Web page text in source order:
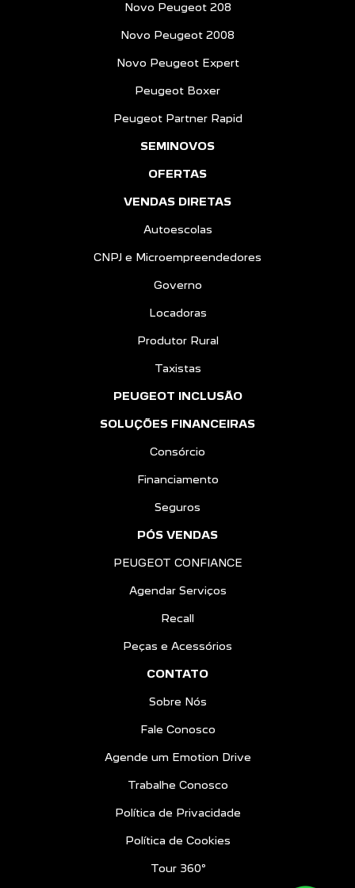
Novo Peugeot 208
Novo Peugeot 2008
Novo Peugeot Expert
Peugeot Boxer
Peugeot Partner Rapid
SEMINOVOS
OFERTAS
VENDAS DIRETAS
Autoescolas
CNPJ e Microempreendedores
Governo
Locadoras
Produtor Rural
Taxistas
PEUGEOT INCLUSÃO
SOLUÇÕES FINANCEIRAS
Consórcio
Financiamento
Seguros
PÓS VENDAS
PEUGEOT CONFIANCE
Agendar Serviços
Recall
Peças e Acessórios
CONTATO
Sobre Nós
Fale Conosco
Agende um Emotion Drive
Trabalhe Conosco
Política de Privacidade
Política de Cookies
Tour 360º